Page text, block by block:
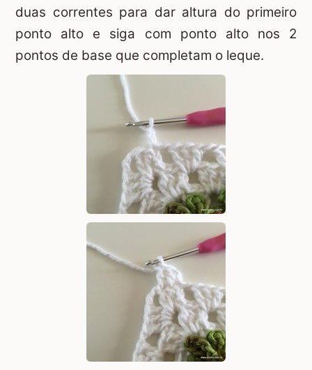
duas correntes para dar altura do primeiro
ponto alto e siga com ponto alto nos 2
pontos de base que completam o leque.